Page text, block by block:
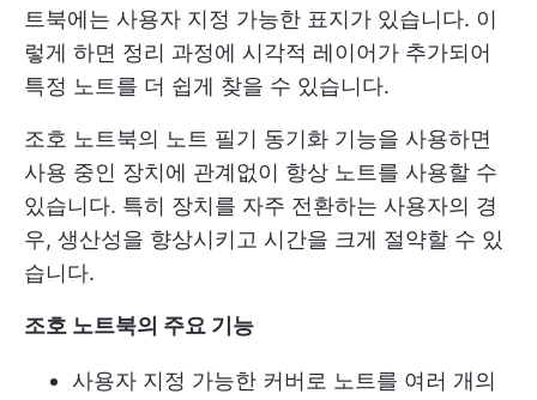
트북에는 사용자 지정 가능한 표지가 있습니다. 이
렇게 하면 정리 과정에 시각적 레이어가 추가되어
특정 노트를 더 쉽게 찾을 수 있습니다.
조호 노트북의 노트 필기 동기화 기능을 사용하면
사용 중인 장치에 관계없이 항상 노트를 사용할 수
있습니다. 특히 장치를 자주 전환하는 사용자의 경
우, 생산성을 향상시키고 시간을 크게 절약할 수 있
습니다.
조호 노트북의 주요 기능
사용자 지정 가능한 커버로 노트를 여러 개의